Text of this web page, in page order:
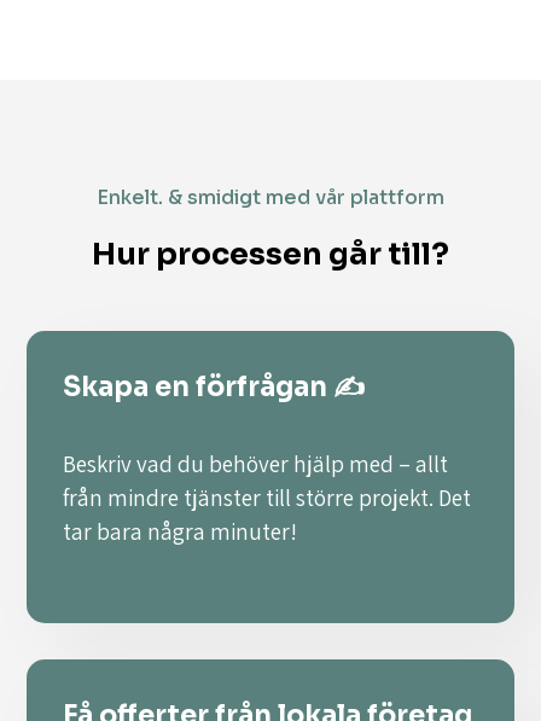
Enkelt. & smidigt med vår plattform
Hur processen går till?
Skapa en förfrågan ✍️
Beskriv vad du behöver hjälp med – allt
från mindre tjänster till större projekt. Det
tar bara några minuter!